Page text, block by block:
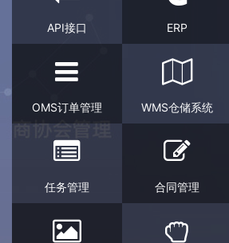
API接口 ERP
OMS订单管理 WMS仓储系统
任务管理 合同管理